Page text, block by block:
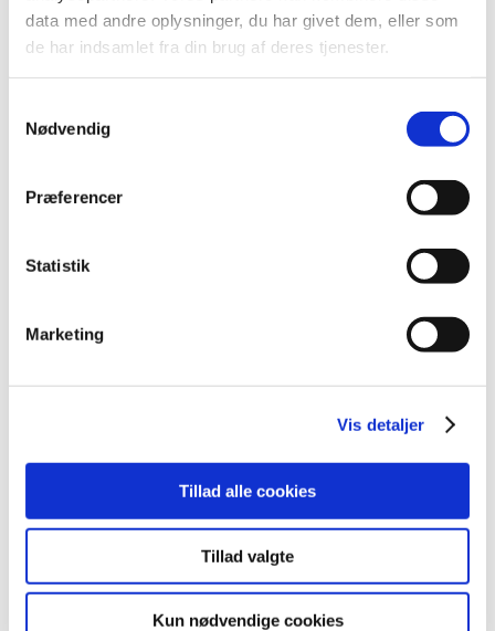
data med andre oplysninger, du har givet dem, eller som
de har indsamlet fra din brug af deres tjenester.
Nødvendig
Præferencer
Statistik
Marketing
Vis detaljer
Tillad alle cookies
Tillad valgte
Kun nødvendige cookies
2016 (167)
2015 (33)
november (3)
september (7)
juni (8)
april (2)
februar (6)
2008 (8)